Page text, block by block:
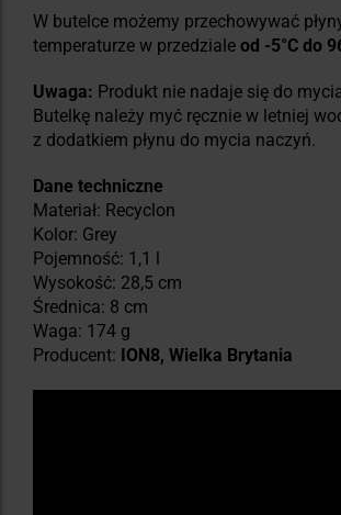
W butelce możemy przechowywać
temperaturze w przedziale od -5°C do
Uwaga: Produkt nie nadaje się do
Butelkę należy myć ręcznie w letniej
z dodatkiem płynu do mycia naczyń.
Dane techniczne
Materiał: Recyclon
Kolor: Grey
Pojemność: 1,1 l
Wysokość: 28,5 cm
Średnica: 8 cm
Waga: 174 g
Producent: ION8, Wielka Brytania